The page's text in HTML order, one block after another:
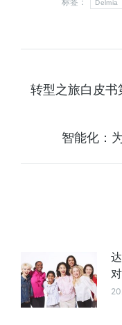
Delmia
转型之旅白皮书
智能化：